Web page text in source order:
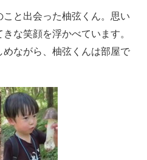
と出会った柚弦くん。思い
な笑顔を浮かべています。
ながら、柚弦くんは部屋で